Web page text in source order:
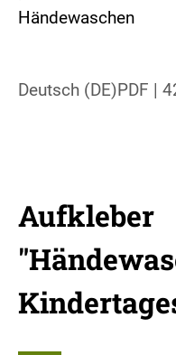
Händewaschen
Deutsch (DE)PDF |
Aufkleber